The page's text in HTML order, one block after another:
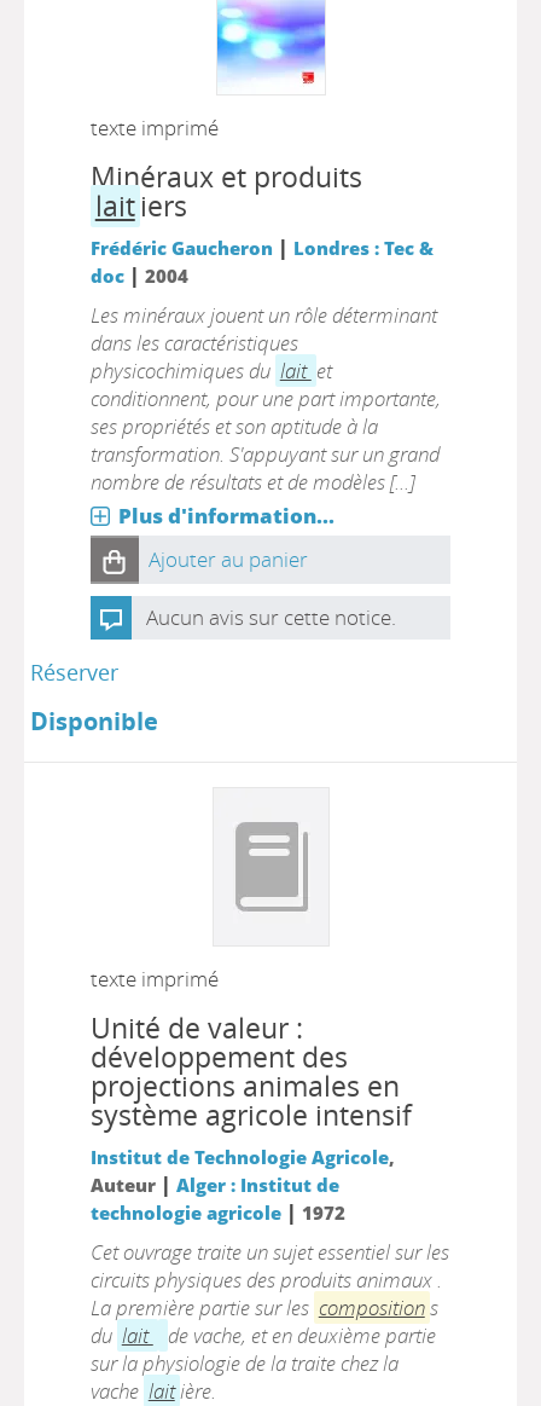
texte imprimé
Minéraux et produits
lait iers
Frédéric Gaucheron | Londres : Tec &
doc| 2004
Les minéraux jouent un rôle déterminant
dans les caractéristiques
physicochimiques du lait et
conditionnent, pour une part importante,
ses propriétés et son aptitude à la
transformation. S'appuyant sur un grand
nombre de résultats et de modèles [...]
Plus d'information...
Ajouter au panier
Aucun avis sur cette notice.
Réserver
Disponible
texte imprimé
Unité de valeur :
développement des
projections animales en
système agricole intensif
Institut de Technologie Agricole,
Auteur | Alger : Institut de
technologie agricole| 1972
Cet ouvrage traite un sujet essentiel sur les
circuits physiques des produits animaux .
La première partie sur les compositions
du lait
de vache, et en deuxième partie
sur la physiologie de la traite chez la
vache laitière.